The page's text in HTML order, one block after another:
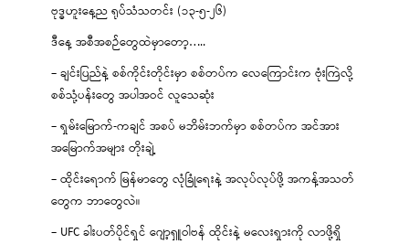
ဗုဒ္ဓဟူးနေ့ည ရုပ်သံသတင်း (၁၃-၅-၂၆)
ဒီနေ့ အစီအစဉ်တွေထဲမှာတော့…..
– ချင်းပြည်နဲ့ စစ်ကိုင်းတိုင်းမှာ စစ်တပ်က လေကြောင်းက ဗုံးကြဲလို့
စစ်သုံ့ပန်းတွေ အပါအဝင် လူသေဆုံး
– ရှမ်းမြောက်-ကချင် အစပ် မဘိမ်းဘက်မှာ စစ်တပ်က အင်အား
အမြောက်အများ တိုးချဲ့
– ထိုင်းရောက် မြန်မာတွေ လုံခြုံရေးနဲ့ အလုပ်လုပ်ဖို့ အကန့်အသတ်
တွေက ဘာတွေလဲ။
– UFC ခါးပတ်ပိုင်ရှင် ဂျော့ရှူဝါဗန် ထိုင်းနဲ့ မလေးရှားကို လာဖို့ရှိ